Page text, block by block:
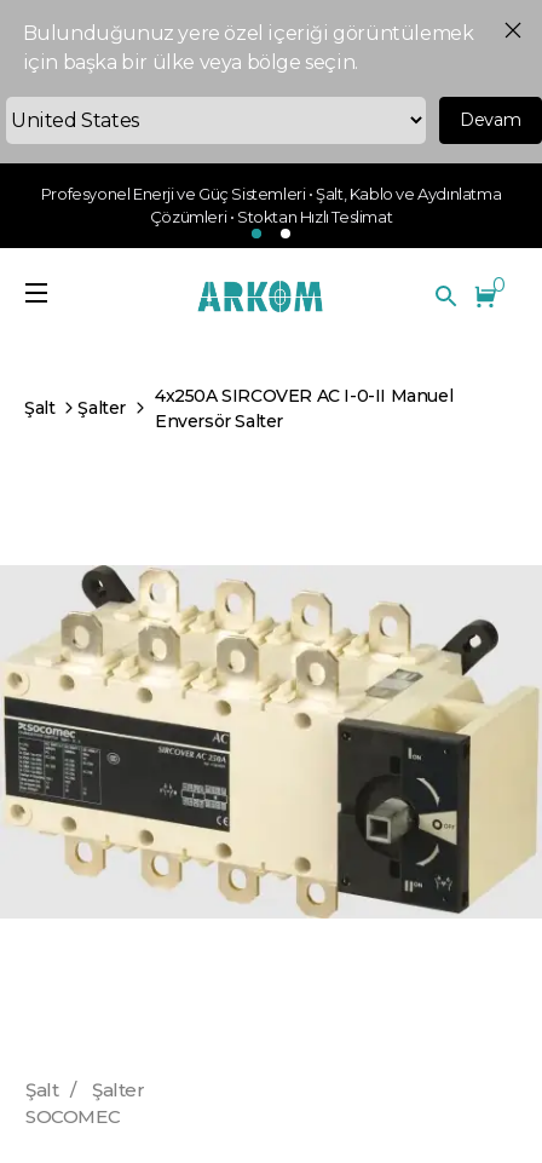
Bulunduğunuz yere özel içeriği görüntülemek
için başka bir ülke veya bölge seçin.
Devam
Profesyonel Enerji ve Güç Sistemleri • Şalt, Kablo ve Aydınlatma
Çözümleri • Stoktan Hızlı Teslimat
0
Şalt Şalter
4x250A SIRCOVER AC I-0-II Manuel
Enversör Salter
Şalt /
Şalter
SOCOMEC